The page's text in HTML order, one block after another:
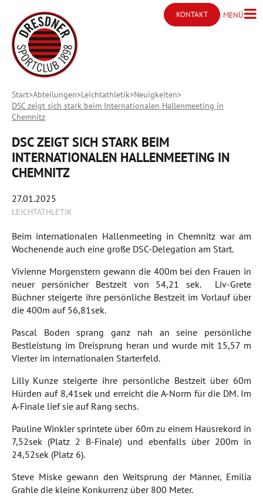
KONTAKT
Kontakt öffnen
MENÜMenü
Start Abteilungen Leichtathletik Neuigkeiten
DSC zeigt sich stark beim Internationalen Hallenmeeting in
Chemnitz
DSC ZEIGT SICH STARK BEIM
INTERNATIONALEN HALLENMEETING IN
CHEMNITZ
27.01.2025
LEICHTATHLETIK
Beim internationalen Hallenmeeting in Chemnitz war am
Wochenende auch eine große DSC-Delegation am Start.
Vivienne Morgenstern gewann die 400m bei den Frauen in
neuer persönicher Bestzeit von 54,21 sek. Liv-Grete
Büchner steigerte ihre persönliche Bestzeit im Vorlauf über
die 400m auf 56,81sek.
Pascal Boden sprang ganz nah an seine persönliche
Bestleistung im Dreisprung heran und wurde mit 15,57 m
Vierter im internationalen Starterfeld.
Lilly Kunze steigerte ihre persönliche Bestzeit über 60m
Hürden auf 8,41sek und erreicht die A-Norm für die DM. Im
A-Finale lief sie auf Rang sechs.
Pauline Winkler sprintete über 60m zu einem Hausrekord in
7,52sek (Platz 2 B-Finale) und ebenfalls über 200m in
24,52sek (Platz 6).
Steve Miske gewann den Weitsprung der Männer, Emilia
Grahle die kleine Konkurrenz über 800 Meter.